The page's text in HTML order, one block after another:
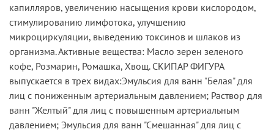
капилляров, увеличению насыщения крови кислородом,
стимулированию лимфотока, улучшению
микроциркуляции, выведению токсинов и шлаков из
организма. Активные вещества: Масло зерен зеленого
кофе, Розмарин, Ромашка, Хвощ. СКИПАР ФИГУРА
выпускается в трех видах:Эмульсия для ванн "Белая" для
лиц с пониженным артериальным давлением; Раствор для
ванн "Желтый" для лиц с повышенным артериальным
давлением; Эмульсия для ванн "Смешанная" для лиц с